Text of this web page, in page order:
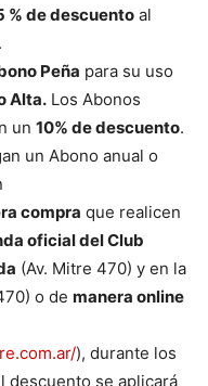
% de descuento al
Peña para su uso
Alta. Los Abonos
un 10% de descuento.
un Abono anual o
compra que realicen
oficial del Club
(Av. Mitre 470) y en la
o de manera online
), durante los
descuento se aplicará